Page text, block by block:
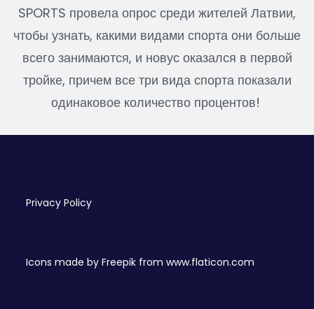
SPORTS провела опрос среди жителей Латвии,
чтобы узнать, какими видами спорта они больше
всего занимаются, и новус оказался в первой
тройке, причем все три вида спорта показали
одинаковое количество процентов!
Privacy Policy
Icons made byFreepik fromwww.flaticon.com